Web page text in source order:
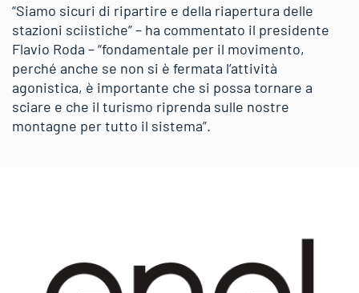
“Siamo sicuri di ripartire e della riapertura delle
stazioni sciistiche” – ha commentato il presidente
Flavio Roda – “fondamentale per il movimento,
perché anche se non si è fermata l’attività
agonistica, è importante che si possa tornare a
sciare e che il turismo riprenda sulle nostre
montagne per tutto il sistema”.